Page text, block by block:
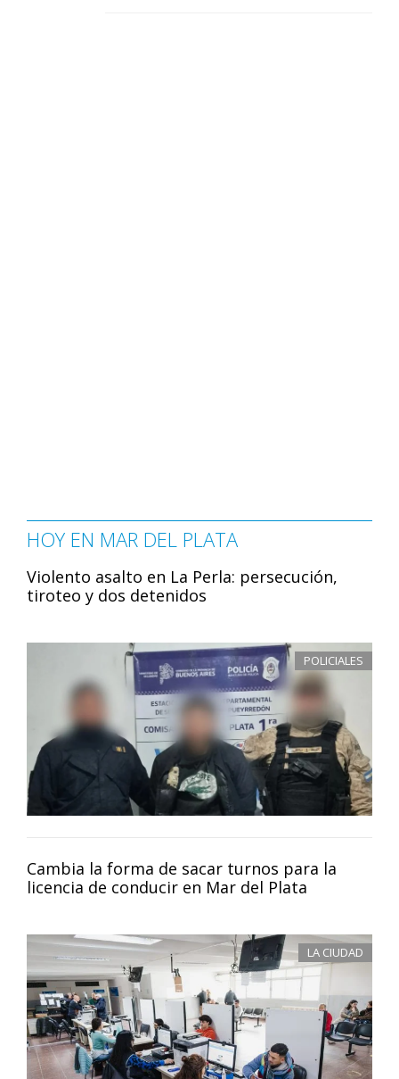
HOY EN MAR DEL PLATA
Violento asalto en La Perla: persecución,
tiroteo y dos detenidos
POLICIALES
Cambia la forma de sacar turnos para la
licencia de conducir en Mar del Plata
LA CIUDAD